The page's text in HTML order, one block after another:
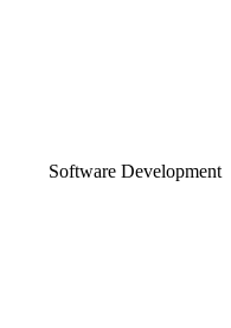
Software Development